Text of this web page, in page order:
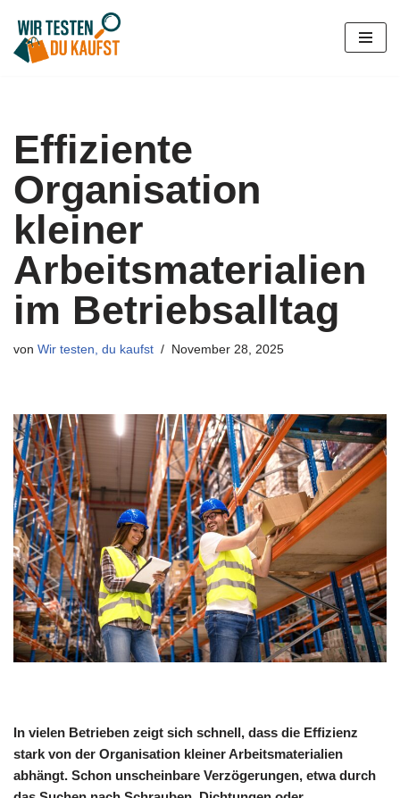
Zum
Effiziente
Organisation
kleiner
Arbeitsmaterialien
im Betriebsalltag
von Wir testen, du kaufst November 28, 2025
In vielen Betrieben zeigt sich schnell, dass die Effizienz
stark von der Organisation kleiner Arbeitsmaterialien
abhängt. Schon unscheinbare Verzögerungen, etwa durch